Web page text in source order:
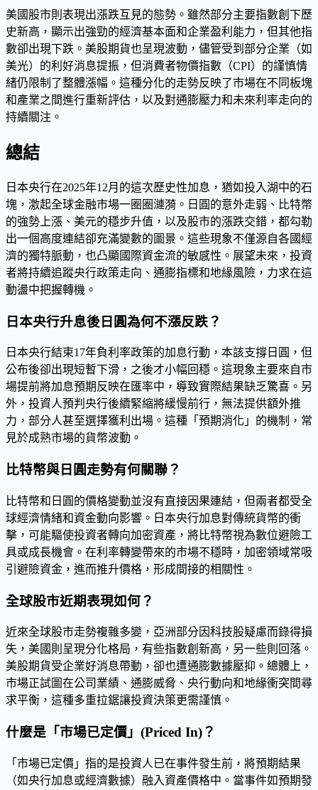
美國股市則表現出漲跌互見的態勢。雖然部分主要指數創下歷
史新高，顯示出強勁的經濟基本面和企業盈利能力，但其他指
數卻出現下跌。美股期貨也呈現波動，儘管受到部分企業（如
美光）的利好消息提振，但消費者物價指數（CPI）的謹慎情
緒仍限制了整體漲幅。這種分化的走勢反映了市場在不同板塊
和產業之間進行重新評估，以及對通膨壓力和未來利率走向的
持續關注。
總結
日本央行在2025年12月的這次歷史性加息，猶如投入湖中的石
塊，激起全球金融市場一圈圈漣漪。日圓的意外走弱、比特幣
的強勢上漲、美元的穩步升值，以及股市的漲跌交錯，都勾勒
出一個高度連結卻充滿變數的圖景。這些現象不僅源自各國經
濟的獨特脈動，也凸顯國際資金流的敏感性。展望未來，投資
者將持續追蹤央行政策走向、通膨指標和地緣風險，力求在這
動盪中把握轉機。
日本央行升息後日圓為何不漲反跌？
日本央行結束17年負利率政策的加息行動，本該支撐日圓，但
公布後卻出現短暫下滑，之後才小幅回穩。這現象主要來自市
場提前將加息預期反映在匯率中，導致實際結果缺乏驚喜。另
外，投資人預判央行後續緊縮將緩慢前行，無法提供額外推
力，部分人甚至選擇獲利出場。這種「預期消化」的機制，常
見於成熟市場的貨幣波動。
比特幣與日圓走勢有何關聯？
比特幣和日圓的價格變動並沒有直接因果連結，但兩者都受全
球經濟情緒和資金動向影響。日本央行加息對傳統貨幣的衝
擊，可能驅使投資者轉向加密資產，將比特幣視為數位避險工
具或成長機會。在利率轉變帶來的市場不穩時，加密領域常吸
引避險資金，進而推升價格，形成間接的相關性。
全球股市近期表現如何？
近來全球股市走勢複雜多變，亞洲部分因科技股疑慮而錄得損
失，美國則呈現分化格局，有些指數創新高，另一些則回落。
美股期貨受企業好消息帶動，卻也遭通膨數據壓抑。總體上，
市場正試圖在公司業績、通膨威脅、央行動向和地緣衝突間尋
求平衡，這種多重拉鋸讓投資決策更需謹慎。
什麼是「市場已定價」(Priced In)？
「市場已定價」指的是投資人已在事件發生前，將預期結果
（如央行加息或經濟數據）融入資產價格中。當事件如預期發